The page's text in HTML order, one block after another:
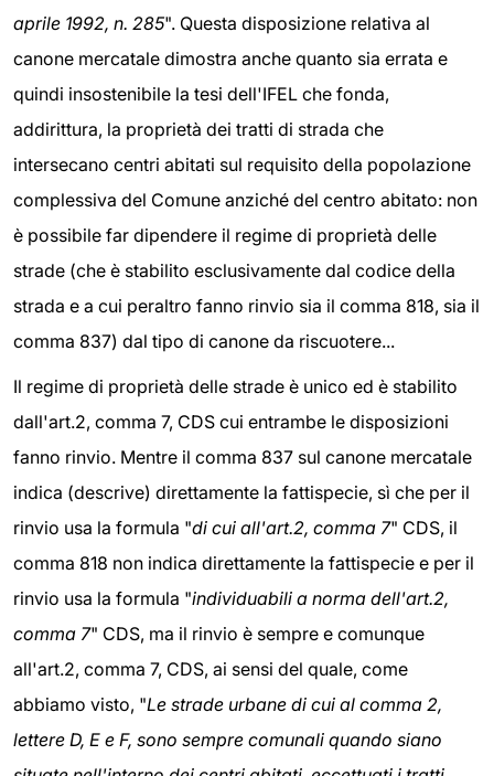
aprile 1992, n. 285". Questa disposizione relativa al
canone mercatale dimostra anche quanto sia errata e
quindi insostenibile la tesi dell'IFEL che fonda,
addirittura, la proprietà dei tratti di strada che
intersecano centri abitati sul requisito della popolazione
complessiva del Comune anziché del centro abitato: non
è possibile far dipendere il regime di proprietà delle
strade (che è stabilito esclusivamente dal codice della
strada e a cui peraltro fanno rinvio sia il comma 818, sia il
comma 837) dal tipo di canone da riscuotere...
Il regime di proprietà delle strade è unico ed è stabilito
dall'art.2, comma 7, CDS cui entrambe le disposizioni
fanno rinvio. Mentre il comma 837 sul canone mercatale
indica (descrive) direttamente la fattispecie, sì che per il
rinvio usa la formula "di cui all'art.2, comma 7" CDS, il
comma 818 non indica direttamente la fattispecie e per il
rinvio usa la formula "individuabili a norma dell'art.2,
comma 7" CDS, ma il rinvio è sempre e comunque
all'art.2, comma 7, CDS, ai sensi del quale, come
abbiamo visto, "Le strade urbane di cui al comma 2,
lettere D, E e F, sono sempre comunali quando siano